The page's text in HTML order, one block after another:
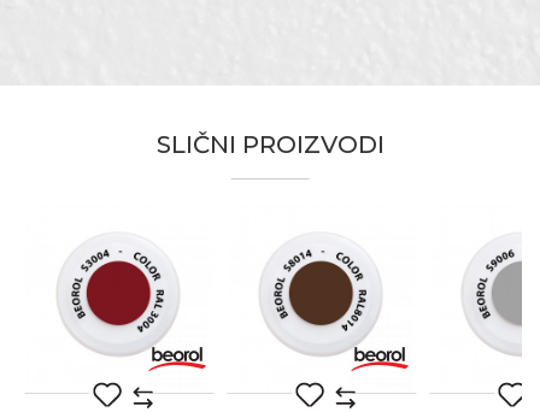
Zelena
Zanat
Mehaničari, Moleri i farbari,
Monteri, Stolari, Tapetari, Varioci
Poruka
SLIČNI PROIZVODI